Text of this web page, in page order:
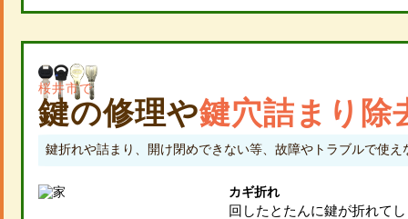
桜井市で
鍵の修理や鍵穴詰まり除
鍵折れや詰まり、開け閉めできない等、故障やトラブルで使
カギ折れ
回したとたんに鍵が折れて